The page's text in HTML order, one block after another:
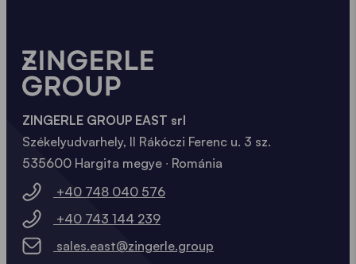
ZINGERLE GROUP EAST srl
Székelyudvarhely, II Rákóczi Ferenc u. 3 sz.
535600 Hargita megye ∙ Románia
+40 748 040 576
+40 743 144 239
sales.east@zingerle.group